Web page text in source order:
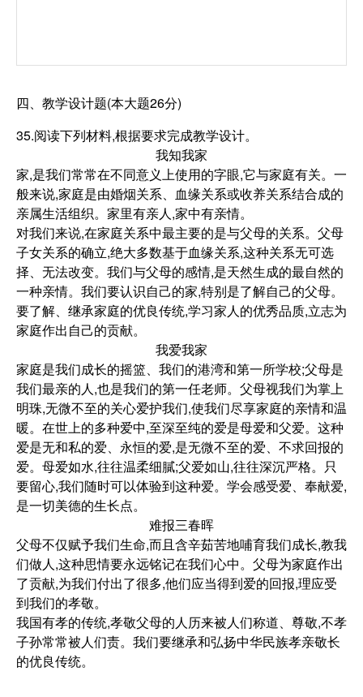
四、教学设计题(本大题26分)
35.阅读下列材料,根据要求完成教学设计。
我知我家
家,是我们常常在不同意义上使用的字眼,它与家庭有关。一
般来说,家庭是由婚烟关系、血缘关系或收养关系结合成的
亲属生活组织。家里有亲人,家中有亲情。
对我们来说,在家庭关系中最主要的是与父母的关系。父母
子女关系的确立,绝大多数基于血缘关系,这种关系无可选
择、无法改变。我们与父母的感情,是天然生成的最自然的
一种亲情。我们要认识自己的家,特别是了解自己的父母。
要了解、继承家庭的优良传统,学习家人的优秀品质,立志为
家庭作出自己的贡献。
我爱我家
家庭是我们成长的摇篮、我们的港湾和第一所学校;父母是
我们最亲的人,也是我们的第一任老师。父母视我们为掌上
明珠,无微不至的关心爱护我们,使我们尽享家庭的亲情和温
暖。在世上的多种爱中,至深至纯的爱是母爱和父爱。这种
爱是无和私的爱、永恒的爱,是无微不至的爱、不求回报的
爱。母爱如水,往往温柔细膩;父爱如山,往往深沉严格。只
要留心,我们随时可以体验到这种爱。学会感受爱、奉献爱,
是一切美德的生长点。
难报三春晖
父母不仅赋予我们生命,而且含辛茹苦地哺育我们成长,教我
们做人,这种思情要永远铭记在我们心中。父母为家庭作出
了贡献,为我们付出了很多,他们应当得到爱的回报,理应受
到我们的孝敬。
我国有孝的传统,孝敬父母的人历来被人们称道、尊敬,不孝
子孙常常被人们责。我们要继承和弘扬中华民族孝亲敬长
的优良传统。